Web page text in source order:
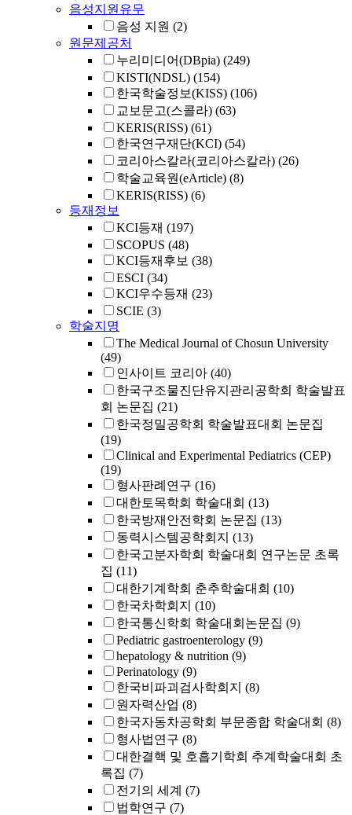
음성지원유무
음성 지원 (2)
원문제공처
누리미디어(DBpia) (249)
KISTI(NDSL) (154)
한국학술정보(KISS) (106)
교보문고(스콜라) (63)
KERIS(RISS) (61)
한국연구재단(KCI) (54)
코리아스칼라(코리아스칼라) (26)
학술교육원(eArticle) (8)
KERIS(RISS) (6)
등재정보
KCI등재 (197)
SCOPUS (48)
KCI등재후보 (38)
ESCI (34)
KCI우수등재 (23)
SCIE (3)
학술지명
The Medical Journal of Chosun University
(49)
인사이트 코리아 (40)
한국구조물진단유지관리공학회 학술발표
회 논문집 (21)
한국정밀공학회 학술발표대회 논문집
(19)
Clinical and Experimental Pediatrics (CEP)
(19)
형사판례연구 (16)
대한토목학회 학술대회 (13)
한국방재안전학회 논문집 (13)
동력시스템공학회지 (13)
한국고분자학회 학술대회 연구논문 초록
집 (11)
대한기계학회 춘추학술대회 (10)
한국차학회지 (10)
한국통신학회 학술대회논문집 (9)
Pediatric gastroenterology (9)
hepatology & nutrition (9)
Perinatology (9)
한국비파괴검사학회지 (8)
원자력산업 (8)
한국자동차공학회 부문종합 학술대회 (8)
형사법연구 (8)
대한결핵 및 호흡기학회 추계학술대회 초
록집 (7)
전기의 세계 (7)
법학연구 (7)